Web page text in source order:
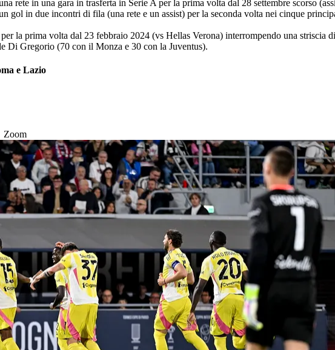
rete in una gara in trasferta in Serie A per la prima volta dal 28 settembre scorso
gol in due incontri di fila (una rete e un assist) per la seconda volta nei cinque
la prima volta dal 23 febbraio 2024 (vs Hellas Verona) interrompendo una striscia
Di Gregorio (70 con il Monza e 30 con la Juventus).
e Lazio
Zoom